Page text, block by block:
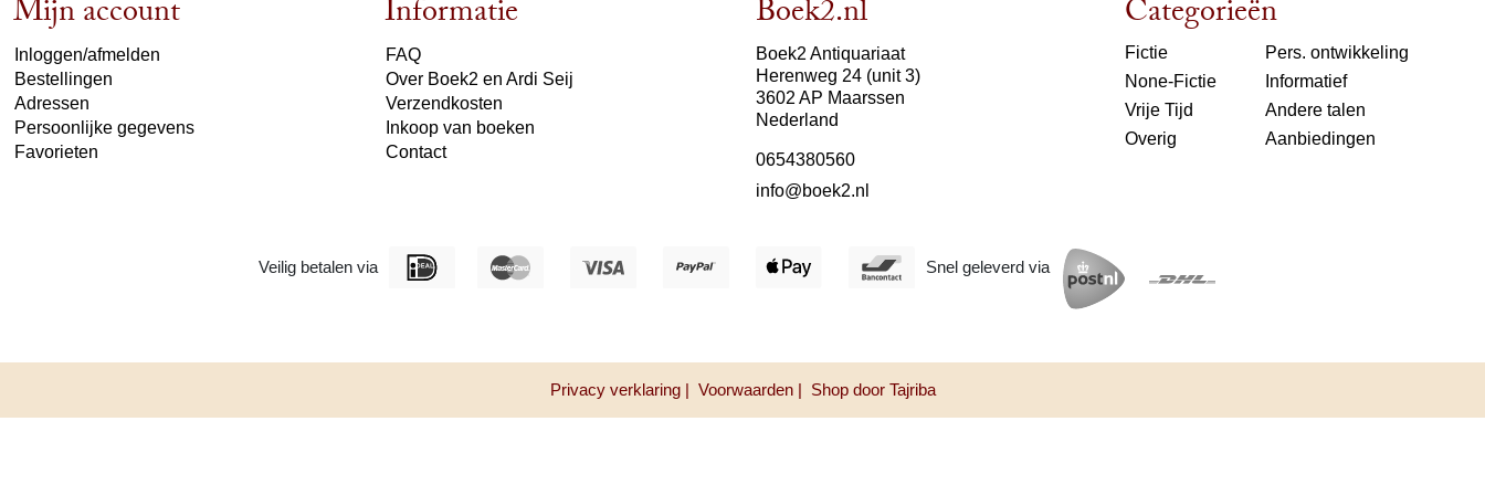
Mijn account
Inloggen/afmelden
Bestellingen
Adressen
Persoonlijke gegevens
Favorieten
Informatie
FAQ
Over Boek2 en Ardi Seij
Verzendkosten
Inkoop van boeken
Contact
Boek2.nl
Boek2 Antiquariaat
Herenweg 24 (unit 3)
3602 AP Maarssen
Nederland
0654380560
info@boek2.nl
Categorieën
Fictie
None-Fictie
Vrije Tijd
Overig
Pers. ontwikkeling
Informatief
Andere talen
Aanbiedingen
Veilig betalen via Snel geleverd via
Privacy verklaring | Voorwaarden | Shop door Tajriba